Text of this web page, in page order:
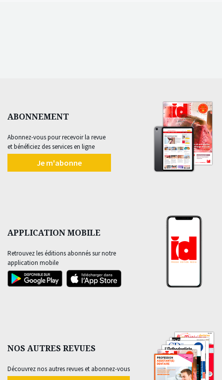
ABONNEMENT
Abonnez-vous pour recevoir la revue
et bénéficiez des services en ligne
Je m'abonne
APPLICATION MOBILE
Retrouvez les éditions abonnés sur notre
application mobile
NOS AUTRES REVUES
Découvrez nos autres revues et abonnez-vous